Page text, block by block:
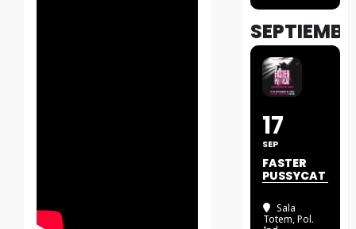
17
SEP
FASTER
PUSSYCAT
Sala
Totem, Pol.